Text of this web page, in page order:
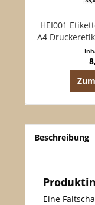
HEI001
A4
á
Beschreibung
Eine